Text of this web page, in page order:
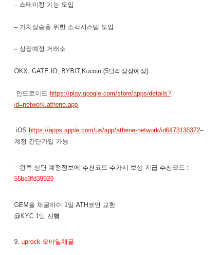
– 스테이킹 기능 도입
– 가치상승을 위한 소각시스템 도입
– 상장예정 거래소
OKX, GATE IO, BYBIT,Kucoin (5달러상장예정)
안드로이드https://play.google.com/store/apps/details?
id=network.athene.app
iOS https://apps.apple.com/us/app/athene-network/id6473136372–
계정 간단가입 가능
– 왼쪽 상단 계정정보에 추천코드 추가시 보상 지급 추천코드 :
55be3fd39929
GEM을 채굴하여 1일 ATH코인 교환
@KYC 1일 진행
9.uprock 모바일채굴